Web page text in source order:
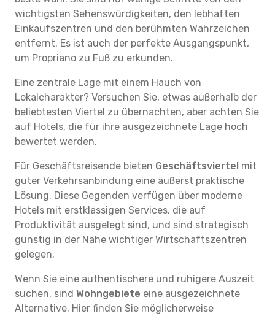
wichtigsten Sehenswürdigkeiten, den lebhaften
Einkaufszentren und den berühmten Wahrzeichen
entfernt. Es ist auch der perfekte Ausgangspunkt,
um Propriano zu Fuß zu erkunden.
Eine zentrale Lage mit einem Hauch von
Lokalcharakter? Versuchen Sie, etwas außerhalb der
beliebtesten Viertel zu übernachten, aber achten Sie
auf Hotels, die für ihre ausgezeichnete Lage hoch
bewertet werden.
Für Geschäftsreisende bieten Geschäftsviertel mit
guter Verkehrsanbindung eine äußerst praktische
Lösung. Diese Gegenden verfügen über moderne
Hotels mit erstklassigen Services, die auf
Produktivität ausgelegt sind, und sind strategisch
günstig in der Nähe wichtiger Wirtschaftszentren
gelegen.
Wenn Sie eine authentischere und ruhigere Auszeit
suchen, sind Wohngebiete eine ausgezeichnete
Alternative. Hier finden Sie möglicherweise